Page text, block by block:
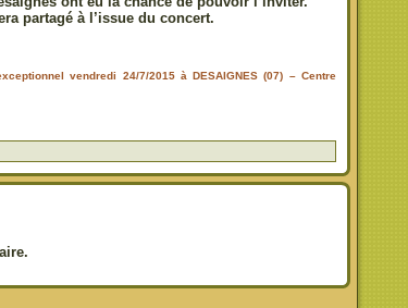
partagé à l’issue du concert.
vendredi 24/7/2015 à DESAIGNES (07) – Centre